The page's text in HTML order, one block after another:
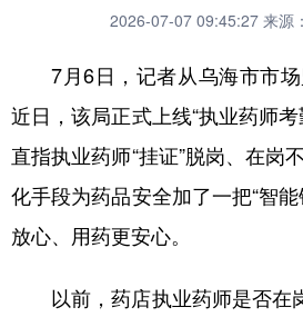
财经
台湾 思客智库 全
科技 科创
文化 书画
访谈 视频
食品 人居 信
2026-07-07 09:45:27 来源
7月6日，记者从乌海市市场
近日，该局正式上线“执业药师
直指执业药师“挂证”脱岗、在岗
化手段为药品安全加了一把“智
放心、用药更安心。
以前，药店执业药师是否在